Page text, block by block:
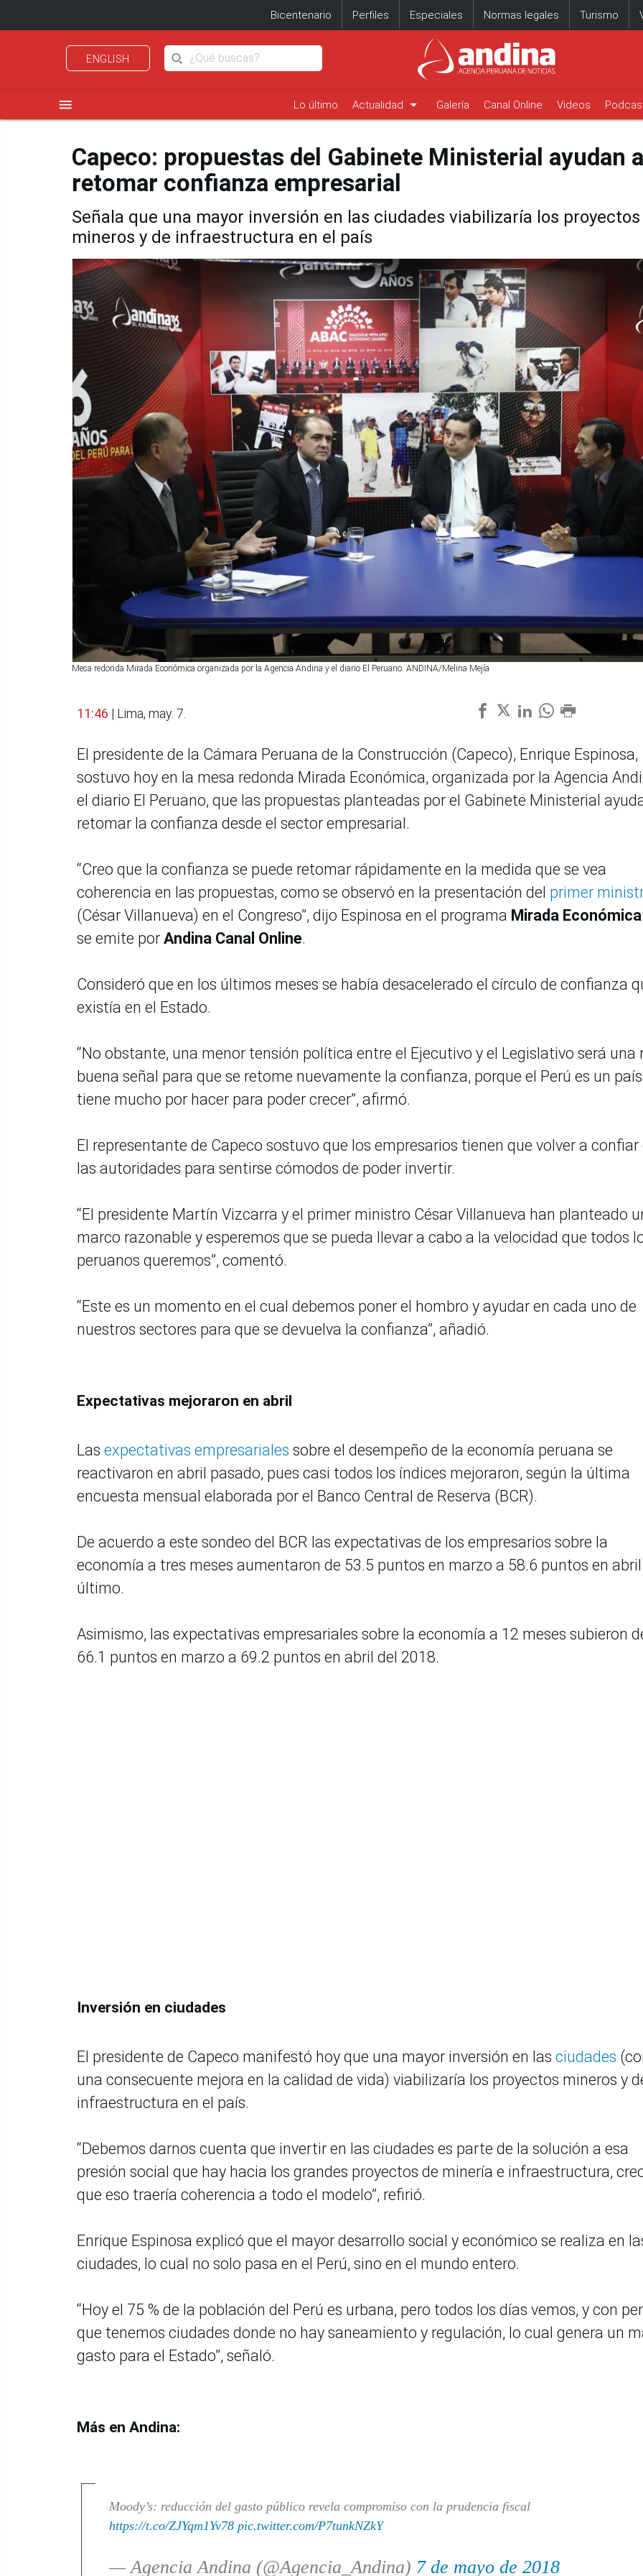
Bicentenario Perfiles Especiales Normas legales Turismo
ENGLISH
menu Lo último Actualidad arrow_drop_down Galería Canal Online Videos
Capeco: propuestas del Gabinete Ministerial ayudan a
retomar confianza empresarial
Señala que una mayor inversión en las ciudades viabilizaría los proyectos
mineros y de infraestructura en el país
Mesa redonda Mirada Económica organizada por la Agencia Andina y el diario El Peruano. ANDINA/Melina Mejía
11:46 | Lima, may. 7.
El presidente de la Cámara Peruana de la Construcción (Capeco), Enrique Espinosa,
sostuvo hoy en la mesa redonda Mirada Económica, organizada por la Agencia
el diario El Peruano, que las propuestas planteadas por el Gabinete Ministerial
retomar la confianza desde el sector empresarial.
“Creo que la confianza se puede retomar rápidamente en la medida que se vea
coherencia en las propuestas, como se observó en la presentación del primer
(César Villanueva) en el Congreso”, dijo Espinosa en el programa Mirada Económica
se emite por Andina Canal Online.
Consideró que en los últimos meses se había desacelerado el círculo de confianza
existía en el Estado.
“No obstante, una menor tensión política entre el Ejecutivo y el Legislativo será una
buena señal para que se retome nuevamente la confianza, porque el Perú es un
tiene mucho por hacer para poder crecer”, afirmó.
El representante de Capeco sostuvo que los empresarios tienen que volver a confiar
las autoridades para sentirse cómodos de poder invertir.
“El presidente Martín Vizcarra y el primer ministro César Villanueva han planteado
marco razonable y esperemos que se pueda llevar a cabo a la velocidad que todos
peruanos queremos”, comentó.
“Este es un momento en el cual debemos poner el hombro y ayudar en cada uno de
nuestros sectores para que se devuelva la confianza”, añadió.
Expectativas mejoraron en abril
Las expectativas empresariales sobre el desempeño de la economía peruana se
reactivaron en abril pasado, pues casi todos los índices mejoraron, según la última
encuesta mensual elaborada por el Banco Central de Reserva (BCR).
De acuerdo a este sondeo del BCR las expectativas de los empresarios sobre la
economía a tres meses aumentaron de 53.5 puntos en marzo a 58.6 puntos en abril
último.
Asimismo, las expectativas empresariales sobre la economía a 12 meses subieron
66.1 puntos en marzo a 69.2 puntos en abril del 2018.
Inversión en ciudades
El presidente de Capeco manifestó hoy que una mayor inversión en las ciudades
una consecuente mejora en la calidad de vida) viabilizaría los proyectos mineros y
infraestructura en el país.
“Debemos darnos cuenta que invertir en las ciudades es parte de la solución a esa
presión social que hay hacia los grandes proyectos de minería e infraestructura,
que eso traería coherencia a todo el modelo”, refirió.
Enrique Espinosa explicó que el mayor desarrollo social y económico se realiza en
ciudades, lo cual no solo pasa en el Perú, sino en el mundo entero.
“Hoy el 75 % de la población del Perú es urbana, pero todos los días vemos, y con
que tenemos ciudades donde no hay saneamiento y regulación, lo cual genera un
gasto para el Estado”, señaló.
Más en Andina:
Moody’s: reducción del gasto público revela compromiso con la prudencia fiscal
https://t.co/ZJYqm1Yv78 pic.twitter.com/P7tunkNZkY
— Agencia Andina (@Agencia_Andina) 7 de mayo de 2018